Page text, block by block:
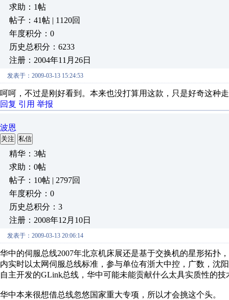
求助：1帖
帖子：41帖 | 1120回
年度积分：0
历史总积分：6233
注册：2004年11月26日
发表于：2009-03-13 15:24:53
呵呵，不过是刚好看到。本来也没打算用这款，只是好奇这种
回复 引用 举报
波恩
关注 私信
精华：3帖
求助：0帖
帖子：10帖 | 2797回
年度积分：0
历史总积分：3
注册：2008年12月10日
发表于：2009-03-13 20:06:14
华中的伺服总线2007年北京机床展还是基于交换机的星形拓扑
内实时以太网伺服总线标准，参与单位有浙大中控，广数，沈
自主开发的GLink总线，华中可能未能贡献什么太具实质性的技
华中本来很想借总线忽悠国家重大专项，所以才会挑这个头。